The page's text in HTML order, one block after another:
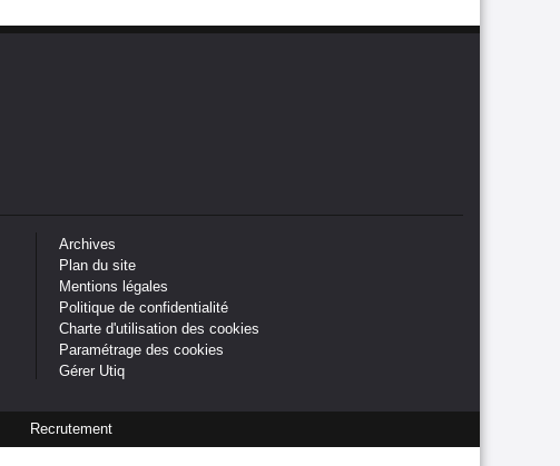
Archives
Plan du site
Mentions légales
Politique de confidentialité
Charte d'utilisation des cookies
Paramétrage des cookies
Gérer Utiq
Recrutement